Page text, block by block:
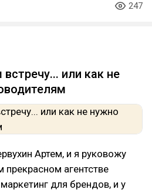
247
или как не
Артем, и я руковожу
агентстве
для брендов, и у